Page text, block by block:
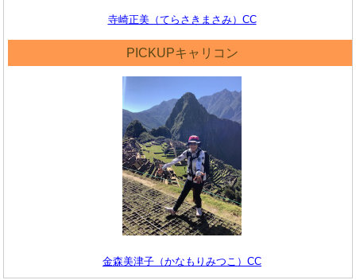
寺崎正美（てらさきまさみ）CC
PICKUPキャリコン
金森美津子（かなもりみつこ）CC